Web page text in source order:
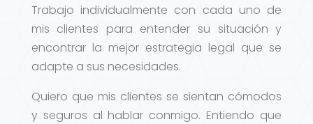
Trabajo individualmente con cada uno de
mis clientes para entender su situación y
encontrar la mejor estrategia legal que se
adapte a sus necesidades.
Quiero que mis clientes se sientan cómodos
y seguros al hablar conmigo. Entiendo que